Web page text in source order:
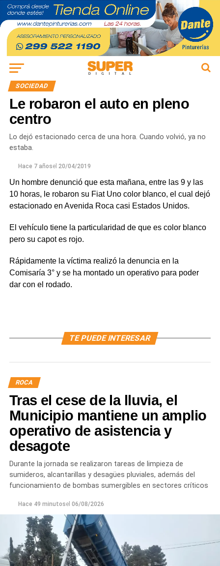
SOCIEDAD
Le robaron el auto en pleno
centro
Lo dejó estacionado cerca de una hora. Cuando volvió, ya no
estaba.
Hace 7 añosel 20/04/2019
Un hombre denunció que esta mañana, entre las 9 y las
10 horas, le robaron su Fiat Uno color blanco, el cual dejó
estacionado en Avenida Roca casi Estados Unidos.
El vehículo tiene la particularidad de que es color blanco
pero su capot es rojo.
Rápidamente la víctima realizó la denuncia en la
Comisaría 3° y se ha montado un operativo para poder
dar con el rodado.
TE PUEDE INTERESAR
ROCA
Tras el cese de la lluvia, el
Municipio mantiene un amplio
operativo de asistencia y
desagote
Durante la jornada se realizaron tareas de limpieza de
sumideros, alcantarillas y desagües pluviales, además del
funcionamiento de bombas sumergibles en sectores críticos
Hace 49 minutosel 06/08/2026